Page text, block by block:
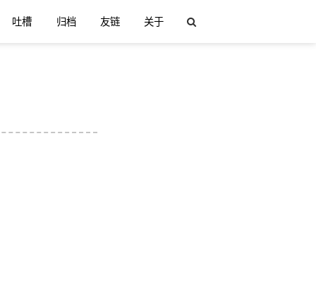
吐槽 归档 友链 关于